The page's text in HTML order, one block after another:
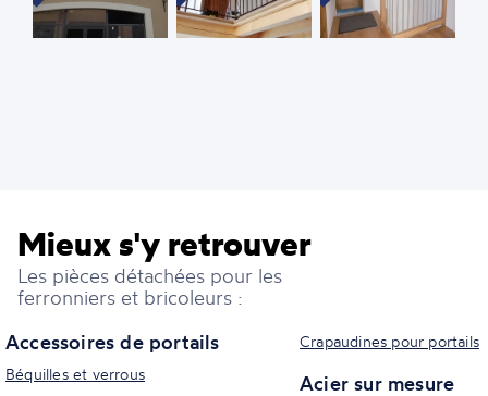
Mieux s'y retrouver
Les pièces détachées pour les
ferronniers et bricoleurs :
Accessoires de portails
Béquilles et verrous
Crapaudines pour portails
Acier sur mesure